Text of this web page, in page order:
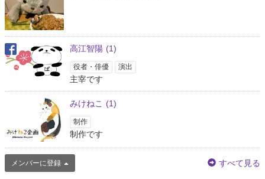
高江智陽 (1)
役者・俳優 演出
主宰です
みけねこ (1)
制作
制作です
メンバーに登録 すべて見る